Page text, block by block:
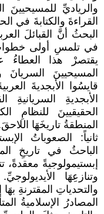
والرياديِّ
القراءةَ والكتابةَ في
البحثُ أنَّ القبائلَ
في تلمسِ أولى
يقتصرْ هذا العطاءُ
المسيحيينَ السريانَ
قايسُوا الأبجديةَ
الأبجديةِ السريانيةِ
الحقيقيينَ للنظامِ
المنطقةُ تاريخَهَا
ثانياً: الصعوباتُ
الباحثُ في تاريخِ
إبستيمولوجيةً
وتنازعِهَا
والتحدياتِ المقترنةِ
المصادرُ الإسلاميةُ